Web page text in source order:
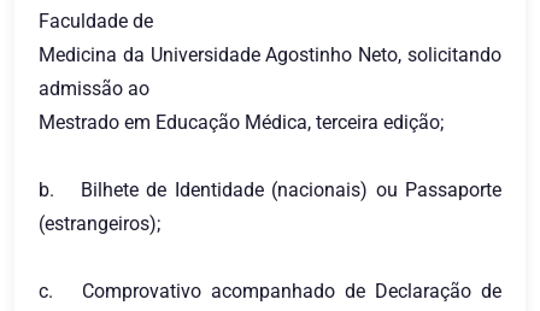
Faculdade de
Medicina da Universidade Agostinho Neto, solicitando
admissão ao
Mestrado em Educação Médica, terceira edição;
b.
Bilhete de Identidade (nacionais) ou Passaporte
(estrangeiros);
c.
Comprovativo acompanhado de Declaração de